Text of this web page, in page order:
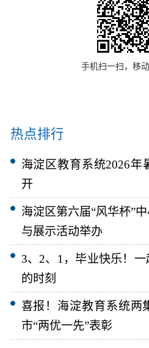
手机扫一扫，移
热点排行
海淀区教育系统2026年
开
海淀区第六届“风华杯”
与展示活动举办
3、2、1，毕业快乐！
的时刻
喜报！海淀教育系统两
市“两优一先”表彰